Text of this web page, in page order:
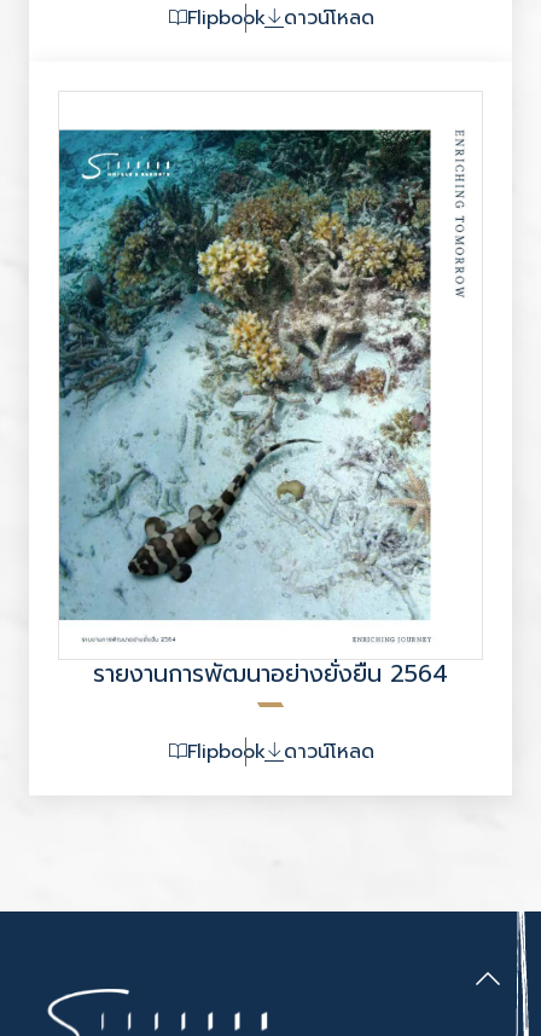
Flipbook ดาวน์โหลด
รายงานการพัฒนาอย่างยั่งยืน 2564
Flipbook ดาวน์โหลด